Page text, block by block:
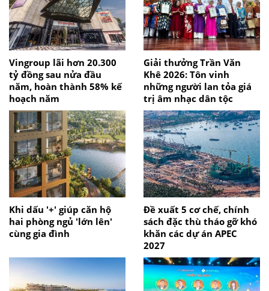
Vingroup lãi hơn 20.300
tỷ đồng sau nửa đầu
năm, hoàn thành 58% kế
hoạch năm
Giải thưởng Trần Văn
Khê 2026: Tôn vinh
những người lan tỏa giá
trị âm nhạc dân tộc
Khi dấu '+' giúp căn hộ
hai phòng ngủ 'lớn lên'
cùng gia đình
Đề xuất 5 cơ chế, chính
sách đặc thù tháo gỡ khó
khăn các dự án APEC
2027